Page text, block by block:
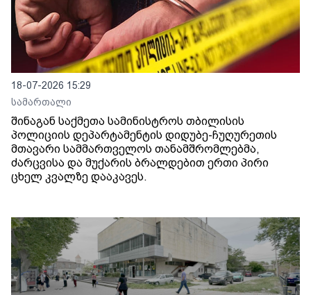
18-07-2026 15:29
სამართალი
შინაგან საქმეთა სამინისტროს თბილისის
პოლიციის დეპარტამენტის დიდუბე-ჩუღურეთის
მთავარი სამმართველოს თანამშრომლებმა,
ძარცვისა და მუქარის ბრალდებით ერთი პირი
ცხელ კვალზე დააკავეს.